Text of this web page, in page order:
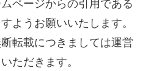
ページからの引用である
ようお願いいたします。
転載につきましては運営
ただきます。